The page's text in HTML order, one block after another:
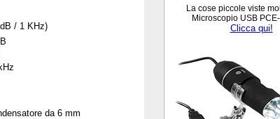
/ 1 KHz)
da 6 mm